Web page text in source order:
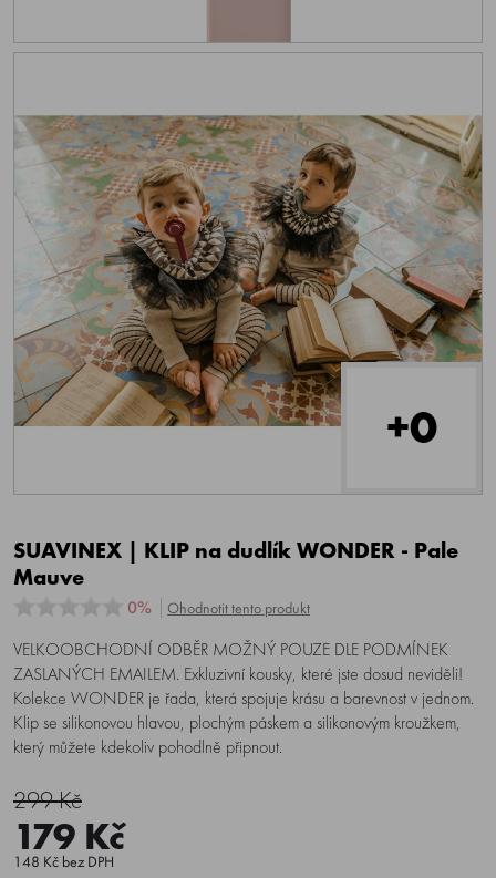
+0
SUAVINEX | KLIP na dudlík WONDER - Pale
Mauve
0% Ohodnotit tento produkt
VELKOOBCHODNÍ ODBĚR MOŽNÝ POUZE DLE PODMÍNEK
ZASLANÝCH EMAILEM. Exkluzivní kousky, které jste dosud neviděli!
Kolekce WONDER je řada, která spojuje krásu a barevnost v jednom.
Klip se silikonovou hlavou, plochým páskem a silikonovým kroužkem,
který můžete kdekoliv pohodlně připnout.
299 Kč
179 Kč
148 Kč bez DPH